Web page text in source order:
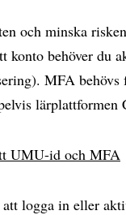
och minska
konto behöver du
MFA
lärplattformen
UMU-id och MFA
logga in eller